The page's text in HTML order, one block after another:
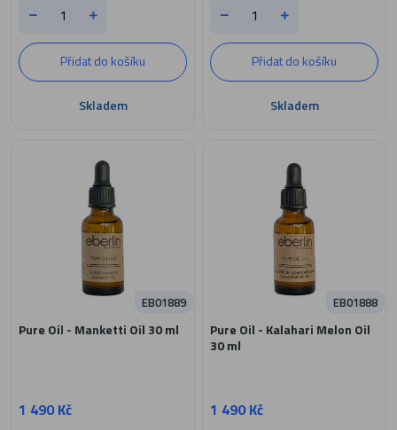
Přidat do košíku
Skladem
Přidat do košíku
Skladem
Pure Oil - Manketti Oil 30 ml
1 490 Kč
EB01889
Pure Oil - Kalahari Melon Oil
30 ml
1 490 Kč
EB01888